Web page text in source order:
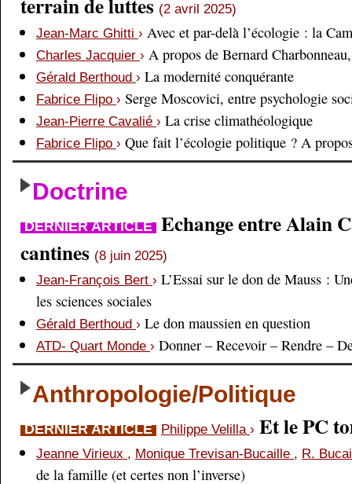
terrain de luttes (2 avril 2025)
Jean-Marc Ghitti › Avec et par-delà l’écologie : la
Charles Jacquier › A propos de Bernard
Gérald Berthoud › La modernité conquérante
Fabrice Flipo › Serge Moscovici, entre psychologie
Jean-Pierre Cavalié › La crise climathéologique
Fabrice Flipo › Que fait l’écologie politique ? A
Doctrine
DERNIER ARTICLE Echange entre Alain
cantines (8 juin 2025)
Jean-François Bert › L’Essai sur le don de Mauss :
les sciences sociales
Gérald Berthoud › Le don maussien en question
ATD- Quart Monde › Donner – Recevoir – Rendre –
Anthropologie/Politique
DERNIER ARTICLE Philippe Velilla › Et le PC
Jeanne Virieux , Monique Trevisan-Bucaille , R.
de la famille (et certes non l’inverse)